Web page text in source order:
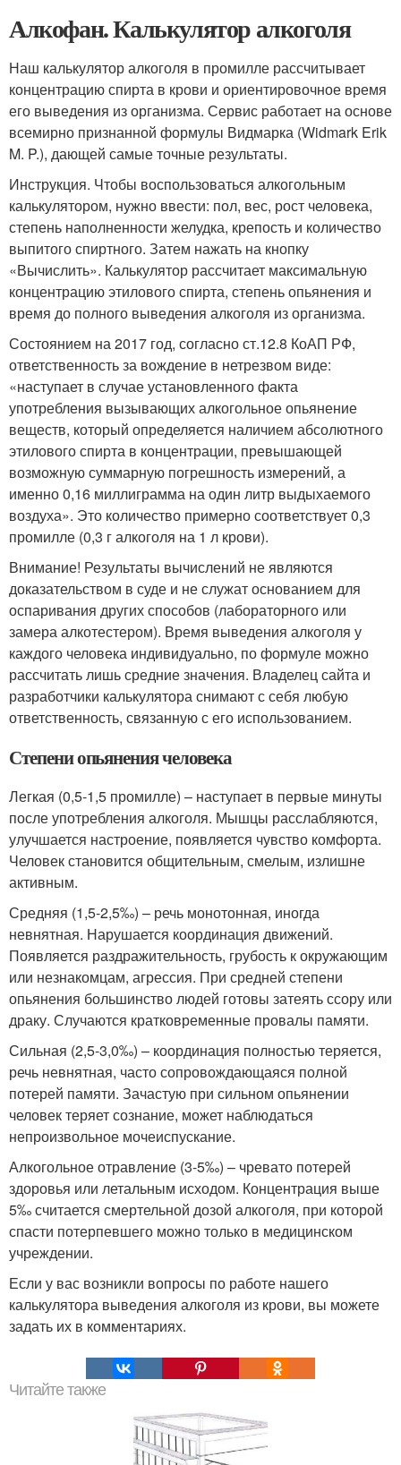
Алкофан. Калькулятор алкоголя
Наш калькулятор алкоголя в промилле рассчитывает
концентрацию спирта в крови и ориентировочное время
его выведения из организма. Сервис работает на основе
всемирно признанной формулы Видмарка (Widmark Erik
M. P.), дающей самые точные результаты.
Инструкция. Чтобы воспользоваться алкогольным
калькулятором, нужно ввести: пол, вес, рост человека,
степень наполненности желудка, крепость и количество
выпитого спиртного. Затем нажать на кнопку
«Вычислить». Калькулятор рассчитает максимальную
концентрацию этилового спирта, степень опьянения и
время до полного выведения алкоголя из организма.
Состоянием на 2017 год, согласно ст.12.8 КоАП РФ,
ответственность за вождение в нетрезвом виде:
«наступает в случае установленного факта
употребления вызывающих алкогольное опьянение
веществ, который определяется наличием абсолютного
этилового спирта в концентрации, превышающей
возможную суммарную погрешность измерений, а
именно 0,16 миллиграмма на один литр выдыхаемого
воздуха». Это количество примерно соответствует 0,3
промилле (0,3 г алкоголя на 1 л крови).
Внимание! Результаты вычислений не являются
доказательством в суде и не служат основанием для
оспаривания других способов (лабораторного или
замера алкотестером). Время выведения алкоголя у
каждого человека индивидуально, по формуле можно
рассчитать лишь средние значения. Владелец сайта и
разработчики калькулятора снимают с себя любую
ответственность, связанную с его использованием.
Степени опьянения человека
Легкая (0,5-1,5 промилле) – наступает в первые минуты
после употребления алкоголя. Мышцы расслабляются,
улучшается настроение, появляется чувство комфорта.
Человек становится общительным, смелым, излишне
активным.
Средняя (1,5-2,5‰) – речь монотонная, иногда
невнятная. Нарушается координация движений.
Появляется раздражительность, грубость к окружающим
или незнакомцам, агрессия. При средней степени
опьянения большинство людей готовы затеять ссору или
драку. Случаются кратковременные провалы памяти.
Сильная (2,5-3,0‰) – координация полностью теряется,
речь невнятная, часто сопровождающаяся полной
потерей памяти. Зачастую при сильном опьянении
человек теряет сознание, может наблюдаться
непроизвольное мочеиспускание.
Алкогольное отравление (3-5‰) – чревато потерей
здоровья или летальным исходом. Концентрация выше
5‰ считается смертельной дозой алкоголя, при которой
спасти потерпевшего можно только в медицинском
учреждении.
Если у вас возникли вопросы по работе нашего
калькулятора выведения алкоголя из крови, вы можете
задать их в комментариях.
Читайте также